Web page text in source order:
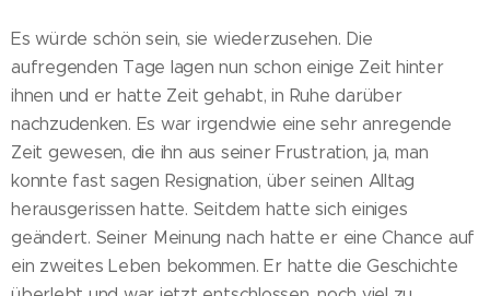
Es würde schön sein, sie wiederzusehen. Die
aufregenden Tage lagen nun schon einige Zeit hinter
ihnen und er hatte Zeit gehabt, in Ruhe darüber
nachzudenken. Es war irgendwie eine sehr anregende
Zeit gewesen, die ihn aus seiner Frustration, ja, man
konnte fast sagen Resignation, über seinen Alltag
herausgerissen hatte. Seitdem hatte sich einiges
geändert. Seiner Meinung nach hatte er eine Chance auf
ein zweites Leben bekommen. Er hatte die Geschichte